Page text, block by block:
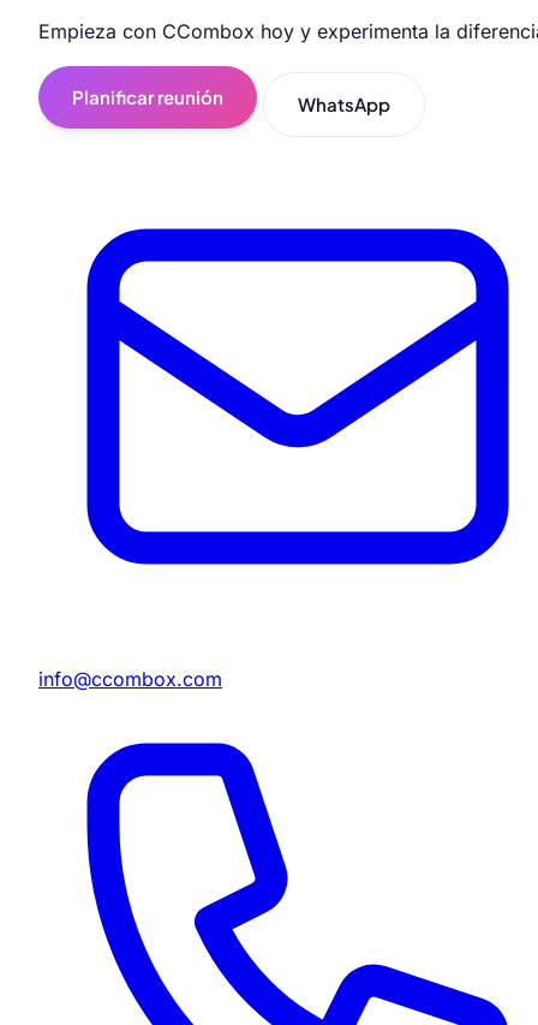
Empieza con CCombox hoy y experimenta la
Planificar reunión WhatsApp
info@ccombox.com